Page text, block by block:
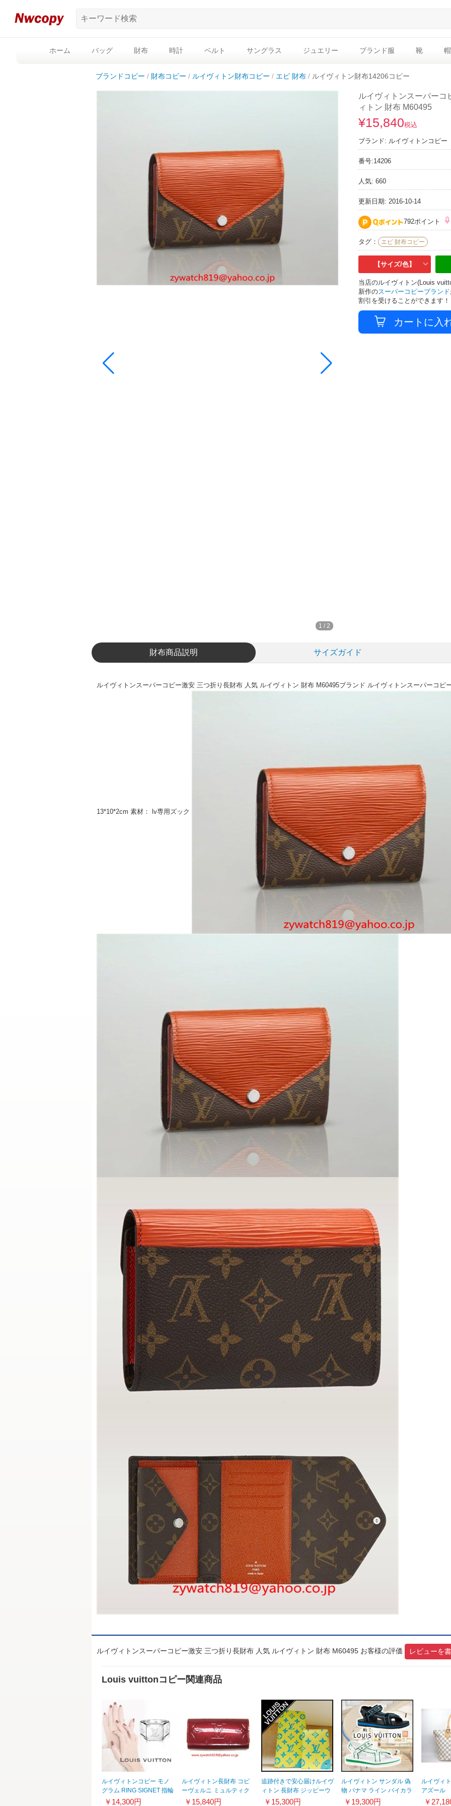
ホーム バッグ 財布 時計 ベルト サングラス ジュエリー ブランド服 靴
ブランドコピー 財布コピー ルイヴィトン財布コピー エピ 財布 ルイヴィトン財布14206コピー
1 / 2
ルイヴィトンスーパーコ
ィトン 財布 M60495
¥15,840税込
ブランド: ルイヴィトンコピー
番号:14206
人気: 660
更新日期: 2016-10-14
792ポイント
タグ： エピ 財布コピー
【サイズ/色】
当店のルイヴィトン(Louis
新作のスーパーコピーブランド
割引を受けることができます！
財布商品説明 サイズガイド
ルイヴィトンスーパーコピー激安 三つ折り長財布 人気 ルイヴィトン 財布 M60495ブランド ルイヴィトンスーパーコピ
13*10*2cm 素材： lv専用ズック
ルイヴィトンスーパーコピー激安 三つ折り長財布 人気 ルイヴィトン 財布 M60495 お客様の評価 レビューを書
Louis vuittonコピー関連商品
ルイヴィトンコピー モノ
グラム RING SIGNET 指輪
20051323 M62487
￥14,300円
ルイヴィトン長財布 コピ
ーヴェルニ ミュルティク
レ4 ポムダムール M91976
￥15,840円
追跡付きで安心届けルイヴ
ィトン 長財布 ジッピーウ
ォレット 偽物 カードケー
￥15,300円
ルイヴィトン サンダル 偽
物 パナマ ライン バイカラ
ー モノグラム 2色
￥19,300円
ルイヴィ
アズール
N51186
￥